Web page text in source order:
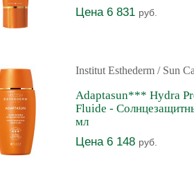
Цена 6 831 руб.
Institut Esthederm / Sun
Adaptasun*** Hydra
Fluide -
мл
Цена 6 148 руб.